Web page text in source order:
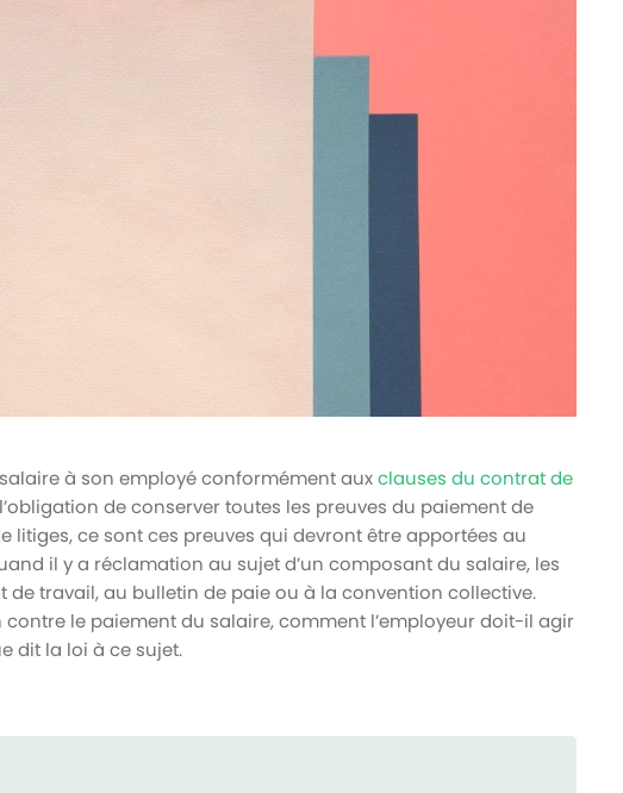
à son employé conformément auxclauses du contrat de
de conserver toutes les preuves du paiement de
litiges, ce sont ces preuves qui devront être apportées au
il y a réclamation au sujet d’un composant du salaire, les
travail, au bulletin de paie ou à la convention collective.
le paiement du salaire, comment l’employeur doit-il agir
dit la loi à ce sujet.